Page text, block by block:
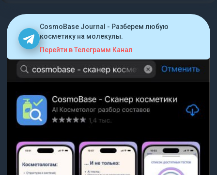
CosmoBase Journal - Разберем любую
косметику на молекулы.
Перейти в Телеграмм Канал